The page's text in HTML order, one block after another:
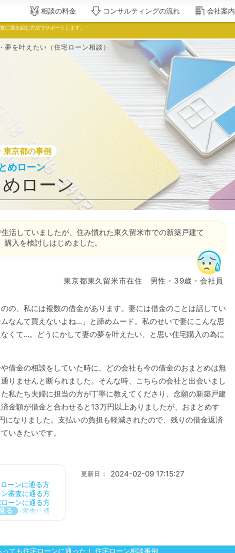
に通る組む方法でサポートします。
夢を叶えたい（住宅ローン相談）
東京都の事例
めローン
ローン
活していましたが、住み慣れた東久留米市での新築戸建て
入を検討しはじめました。
東京都東久留米市在住 男性・39歳・会社員
の、私には複数の借金があります。妻には借金のことは話してい
なんて買えないよね…」と諦めムード。私のせいで妻にこんな思
くて…。どうにかして妻の夢を叶えたい、と思い住宅購入の為に
借金の相談をしていた時に、どの会社も今の借金のおまとめは無
りませんと断られました。そんな時、こちらの会社と出会いまし
私たち夫婦に担当の方が丁寧に教えてくださり、念願の新築戸建
金額が借金と合わせると13万円以上ありましたが、おまとめす
になりました。支払いの負担も軽減されたので、残りの借金返済
いきたいです。
ローンに通る方
審査に通る方
ーンに通る方
ーン審査に通
住宅ローン相
通る
借金あっ
る
更新日： 2024-02-09 17:15:27
ても住宅ローンに通った！ 住宅ローン相談事例
相談の料金 コンサルティングの流れ 会社案内